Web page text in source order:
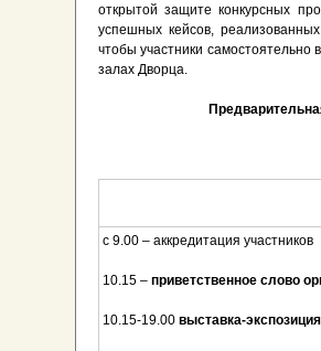
открытой защите конкурсных
успешных кейсов,
чтобы участники
залах Дворца.
с 9.00 – аккредитация участников
10.15 – приветственное слово
10.15-19.00 выставка-экспозиция